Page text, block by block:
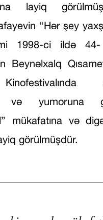
layiq
“Hər şey
1998-ci ildə
Beynəlxalq
və yumoruna
mükafatına və
görülmüşdür.